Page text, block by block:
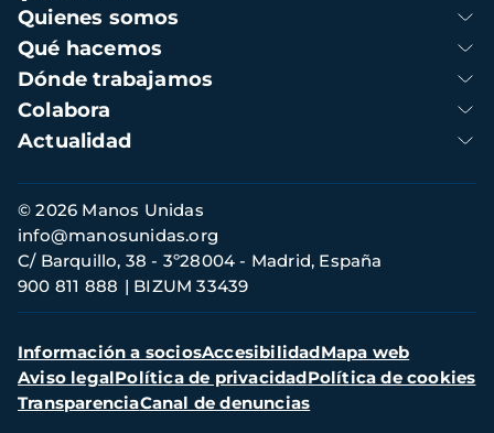
Navegación
principal
Quienes somos
Qué hacemos
Dónde trabajamos
Colabora
Actualidad
Información
de
contacto
© 2026 Manos Unidas
C/ Barquillo, 38 - 3º28004 - Madrid, España
900 811 888
BIZUM 33439
info@manosunidas.org
Menú
secundario
Información a sociosAccesibilidadMapa web
Aviso legalPolítica de privacidadPolítica de cookies
TransparenciaCanal de denuncias